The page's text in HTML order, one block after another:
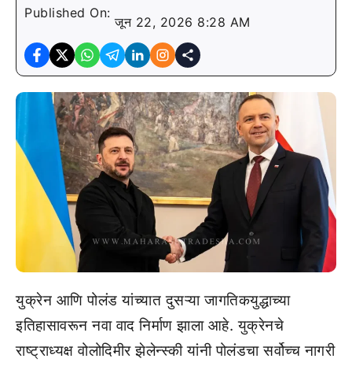
Published On:
जून 22, 2026 8:28 AM
युक्रेन आणि पोलंड यांच्यात दुसऱ्या जागतिकयुद्धाच्या
इतिहासावरून नवा वाद निर्माण झाला आहे. युक्रेनचे
राष्ट्राध्यक्ष वोलोदिमीर झेलेन्स्की यांनी पोलंडचा सर्वोच्च नागरी